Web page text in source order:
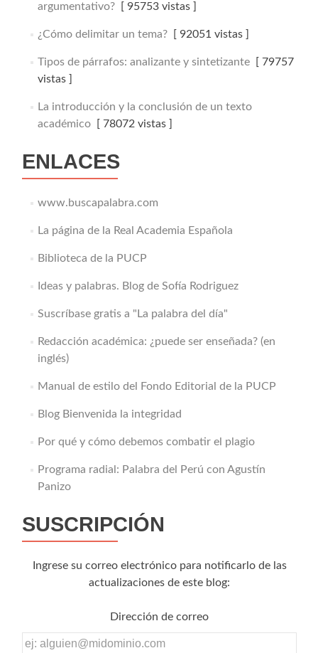
argumentativo?[ 95753 vistas ]
¿Cómo delimitar un tema?[ 92051 vistas ]
Tipos de párrafos: analizante y sintetizante[ 79757
vistas ]
La introducción y la conclusión de un texto
académico[ 78072 vistas ]
ENLACES
www.buscapalabra.com
La página de la Real Academia Española
Biblioteca de la PUCP
Ideas y palabras. Blog de Sofía Rodriguez
Suscríbase gratis a "La palabra del día"
Redacción académica: ¿puede ser enseñada? (en
inglés)
Manual de estilo del Fondo Editorial de la PUCP
Blog Bienvenida la integridad
Por qué y cómo debemos combatir el plagio
Programa radial: Palabra del Perú con Agustín
Panizo
SUSCRIPCIÓN
Ingrese su correo electrónico para notificarlo de las
actualizaciones de este blog:
Dirección de correo
Dirección